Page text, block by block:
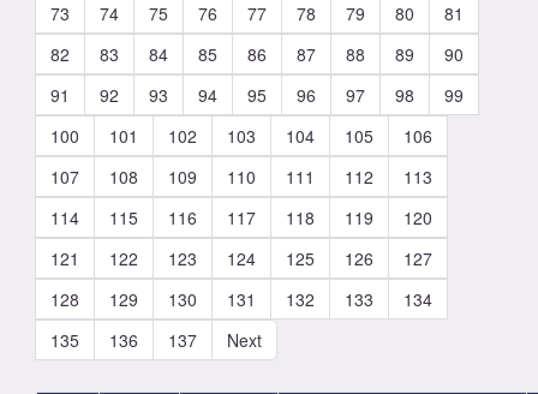
73
74 75 76 77 78 79 80
81
82
83 84 85 86 87 88 89
90
91
92 93 94 95 96 97 98
99
100
101 102 103 104 105
106
107
108 109 110 111 112
113
114
115 116 117 118 119
120
121
122 123 124 125 126
127
128
129 130 131 132 133
134
135
136 137 Next